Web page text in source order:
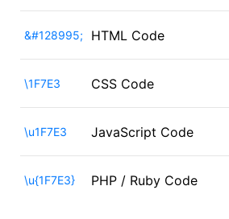
&#128995; HTML Code
\1F7E3 CSS Code
\u1F7E3 JavaScript Code
\u{1F7E3} PHP / Ruby Code